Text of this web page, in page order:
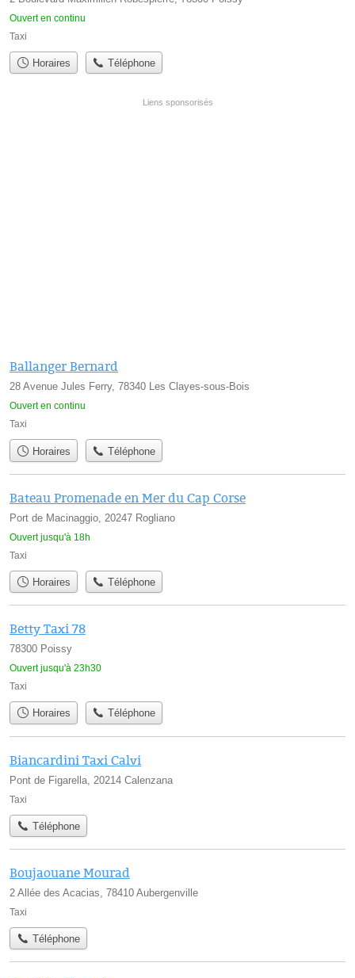
Ouvert en continu
Taxi
Horaires Téléphone
Ballanger Bernard
28 Avenue Jules Ferry, 78340 Les Clayes-sous-Bois
Ouvert en continu
Taxi
Horaires Téléphone
Bateau Promenade en Mer du Cap Corse
Port de Macinaggio, 20247 Rogliano
Ouvert jusqu'à 18h
Taxi
Horaires Téléphone
Betty Taxi 78
78300 Poissy
Ouvert jusqu'à 23h30
Taxi
Horaires Téléphone
Biancardini Taxi Calvi
Pont de Figarella, 20214 Calenzana
Taxi
Téléphone
Boujaouane Mourad
2 Allée des Acacias, 78410 Aubergenville
Taxi
Téléphone